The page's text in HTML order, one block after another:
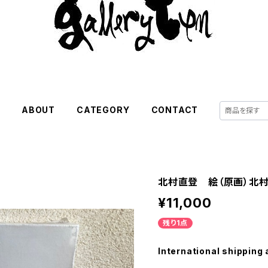
ABOUT CATEGORY CONTACT
北村直登 絵（原画）北村
¥11,000
残り1点
International shipping